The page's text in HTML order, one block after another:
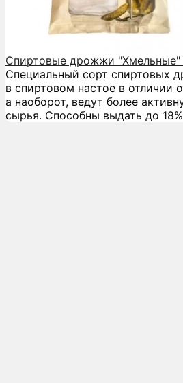
Спиртовые дрожжи "Хмельные"
Специальный сорт спиртовых
в спиртовом настое в
а наоборот, ведут более
сырья. Способны выдать до